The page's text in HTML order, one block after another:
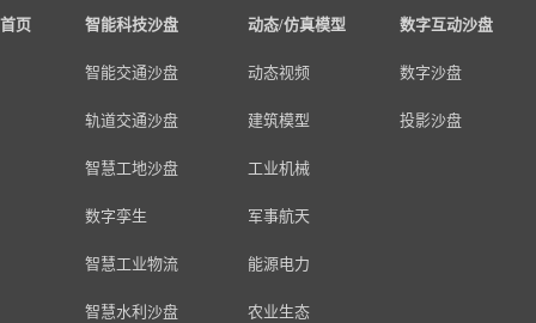
首页 智能科技沙盘
智能交通沙盘
轨道交通沙盘
智慧工地沙盘
数字孪生
智慧工业物流
智慧水利沙盘
动态/仿真模型
动态视频
建筑模型
工业机械
军事航天
能源电力
农业生态
数字互动沙盘
数字沙盘
投影沙盘